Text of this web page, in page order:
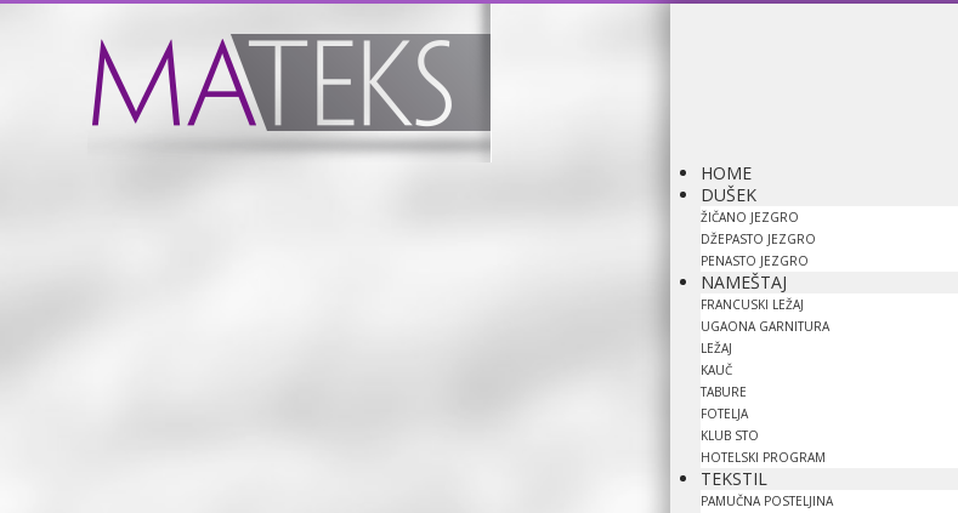
HOME
DUŠEK
ŽIČANO JEZGRO
DŽEPASTO JEZGRO
PENASTO JEZGRO
NAMEŠTAJ
FRANCUSKI LEŽAJ
UGAONA GARNITURA
LEŽAJ
KAUČ
TABURE
FOTELJA
KLUB STO
HOTELSKI PROGRAM
TEKSTIL
PAMUČNA POSTELJINA